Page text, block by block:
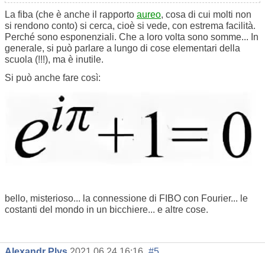
La fiba (che è anche il rapporto aureo, cosa di cui molti non
si rendono conto) si cerca, cioè si vede, con estrema facilità.
Perché sono esponenziali. Che a loro volta sono somme... In
generale, si può parlare a lungo di cose elementari della
scuola (!!!), ma è inutile.
Si può anche fare così:
bello, misterioso... la connessione di FIBO con Fourier... le
costanti del mondo in un bicchiere... e altre cose.